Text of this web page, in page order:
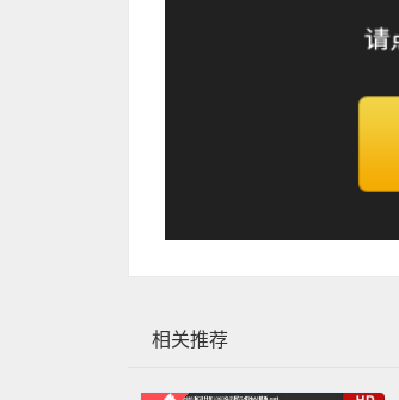
相关推荐